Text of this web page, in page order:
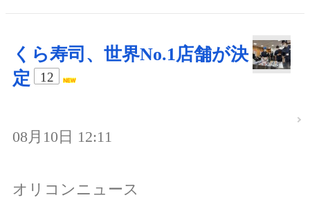
くら寿司、世界No.1店舗が決
定
12
08月10日 12:11
オリコンニュース